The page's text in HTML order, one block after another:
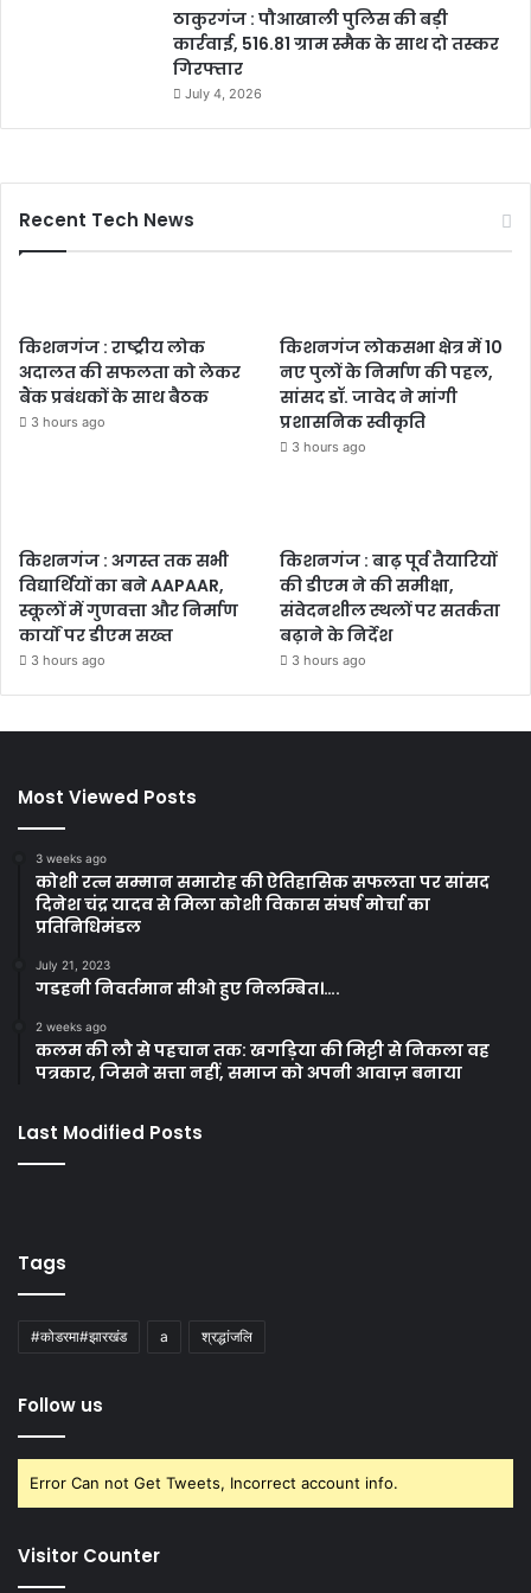
ठाकुरगंज : पौआखाली पुलिस की बड़ी
कार्रवाई, 516.81 ग्राम स्मैक के साथ दो तस्कर
गिरफ्तार
July 4, 2026
Recent Tech News
किशनगंज : राष्ट्रीय लोक
अदालत की सफलता को लेकर
बैंक प्रबंधकों के साथ बैठक
3 hours ago
किशनगंज लोकसभा क्षेत्र में 10
नए पुलों के निर्माण की पहल,
सांसद डॉ. जावेद ने मांगी
प्रशासनिक स्वीकृति
3 hours ago
किशनगंज : अगस्त तक सभी
विद्यार्थियों का बने AAPAAR,
स्कूलों में गुणवत्ता और निर्माण
कार्यों पर डीएम सख्त
3 hours ago
किशनगंज : बाढ़ पूर्व तैयारियों
की डीएम ने की समीक्षा,
संवेदनशील स्थलों पर सतर्कता
बढ़ाने के निर्देश
3 hours ago
Most Viewed Posts
3 weeks ago
कोशी रत्न सम्मान समारोह की ऐतिहासिक सफलता पर सांसद
दिनेश चंद्र यादव से मिला कोशी विकास संघर्ष मोर्चा का
प्रतिनिधिमंडल
July 21, 2023
गडहनी निवर्तमान सीओ हुए निलम्बित।….
2 weeks ago
कलम की लौ से पहचान तक: खगड़िया की मिट्टी से निकला वह
पत्रकार, जिसने सत्ता नहीं, समाज को अपनी आवाज़ बनाया
Last Modified Posts
Tags
#कोडरमा#झारखंड a श्रद्धांजलि
Follow us
Error Can not Get Tweets, Incorrect account info.
Visitor Counter